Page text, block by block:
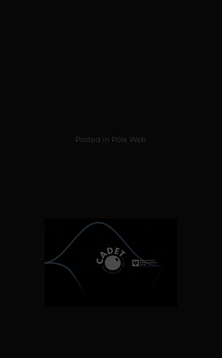
Posted in Põle Web